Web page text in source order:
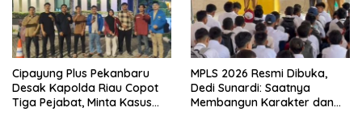
Cipayung Plus Pekanbaru
Desak Kapolda Riau Copot
Tiga Pejabat, Minta Kasus
MPLS 2026 Resmi Dibuka,
Dedi Sunardi: Saatnya
Membangun Karakter dan